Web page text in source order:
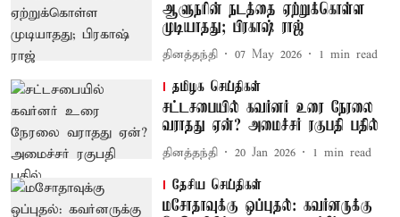
ஆளுநரின் நடத்தை ஏற்றுக்கொள்ள
முடியாதது; பிரகாஷ் ராஜ்
தினத்தந்தி 07 May 2026 1 min read
தமிழக செய்திகள்
சட்டசபையில் கவர்னர் உரை நேரலை
வராதது ஏன்? அமைச்சர் ரகுபதி பதில்
தினத்தந்தி 20 Jan 2026 1 min read
தேசிய செய்திகள்
மசோதாவுக்கு ஒப்புதல்: கவர்னருக்கு